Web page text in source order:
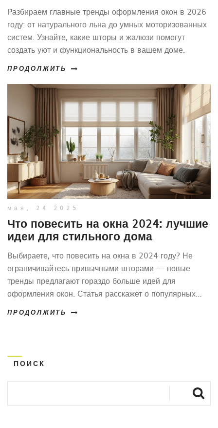
рулонных систем
Разбираем главные тренды оформления окон в 2026
году: от натурального льна до умных моторизованных
систем. Узнайте, какие шторы и жалюзи помогут
создать уют и функциональность в вашем доме.
ПРОДОЛЖИТЬ
мая, 24 2025
Что повесить на окна 2024: лучшие
идеи для стильного дома
Выбираете, что повесить на окна в 2024 году? Не
ограничивайтесь привычными шторами — новые
тренды предлагают гораздо больше идей для
оформления окон. Статья расскажет о популярных
также добавит личные советы и интересные нюансы,
для вас.
ПРОДОЛЖИТЬ
ПОИСК